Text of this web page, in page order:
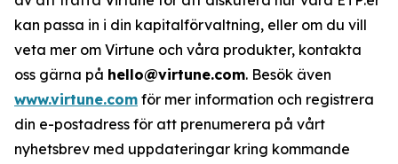
kan passa in i din kapitalförvaltning, eller om du vill
veta mer om Virtune och våra produkter, kontakta
oss gärna på hello@virtune.com. Besök även
www.virtune.com för mer information och registrera
din e-postadress för att prenumerera på vårt
nyhetsbrev med uppdateringar kring kommande